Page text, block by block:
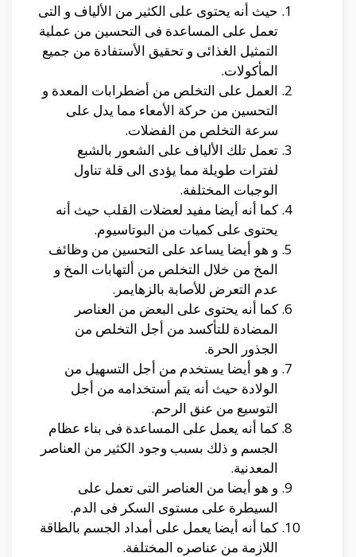
حيث أنه يحتوى على الكثير من الألياف و التى
تعمل على المساعدة فى التحسين من عملية
التمثيل الغذائى و تحقيق الأستفادة من جميع
المأكولات.
العمل على التخلص من أضطرابات المعدة و
التحسين من حركة الأمعاء مما يدل على
سرعة التخلص من الفضلات.
تعمل تلك الألياف على الشعور بالشبع
لفترات طويلة مما يؤدى الى قلة تناول
الوجبات المختلفة.
كما أنه أيضا مفيد لعضلات القلب حيث أنه
يحتوى على كميات من البوتاسيوم.
و هو أيضا يساعد على التحسين من وظائف
المخ من خلال التخلص من ألتهابات المخ و
عدم التعرض للأصابة بالزهايمر.
كما أنه يحتوى على البعض من العناصر
المضادة للتأكسد من أجل التخلص من
الجذور الحرة.
و هو أيضا يستخدم من أجل التسهيل من
الولادة حيث أنه يتم أستخدامه من أجل
التوسيع من عنق الرحم.
كما أنه يعمل على المساعدة فى بناء عظام
الجسم و ذلك بسبب وجود الكثير من العناصر
المعدنية.
و هو أيضا من العناصر التى تعمل على
السيطرة على مستوى السكر فى الدم.
كما أنه أيضا يعمل على أمداد الجسم بالطاقة
اللازمة من عناصره المختلفة.